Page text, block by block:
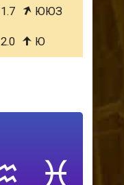
1.7 ЮЮЗ
2.0 Ю